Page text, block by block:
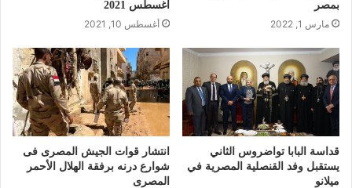
بمصر
مارس 1, 2022
أغسطس 2021
أغسطس 10, 2021
قداسة البابا تواضروس الثاني
يستقبل وفد القنصلية المصرية في
ميلانو
انتشار قوات الجيش المصرى فى
شوارع درنه برفقة الهلال الأحمر
المصرى